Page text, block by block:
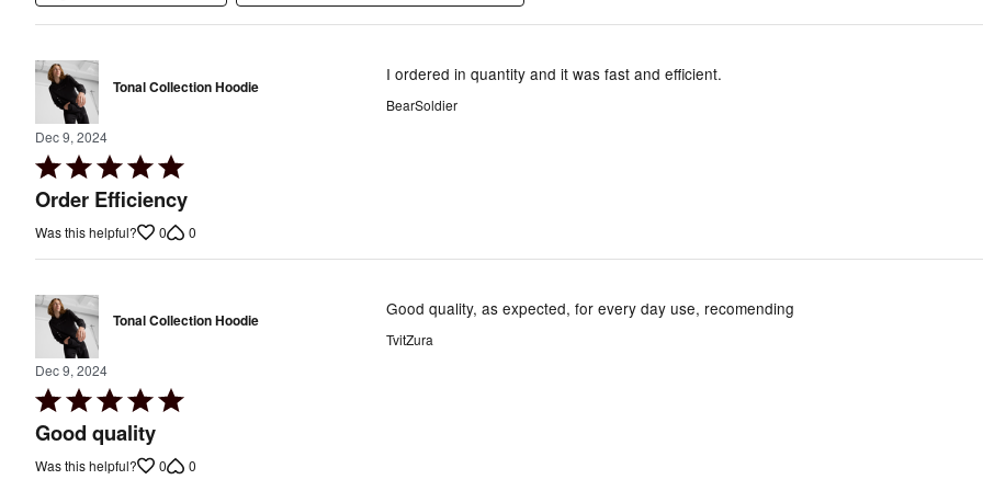
Tonal Collection Hoodie
Dec 9, 2024
Rated
5
of
Order Efficiency
I ordered in quantity and it was fast and efficient.
BearSoldier
Was this helpful? 0 0
Tonal Collection Hoodie
Dec 9, 2024
Rated
5
of
Good quality
Good quality, as expected, for every day use, recomending
TvitZura
Was this helpful? 0 0